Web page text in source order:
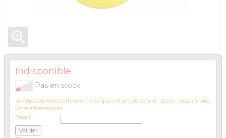
Indisponible
Pas en stock
Si vous souhaitez être averti dès que cet article sera en stock, laissez nous
votre adresse mail.
Email :